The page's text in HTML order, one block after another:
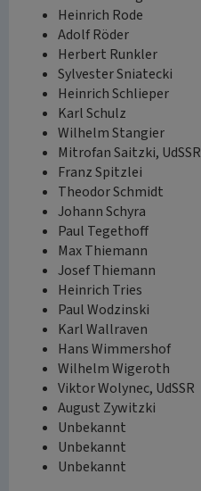
Heinrich Rode
Adolf Röder
Herbert Runkler
Sylvester Sniatecki
Heinrich Schlieper
Karl Schulz
Wilhelm Stangier
Mitrofan Saitzki, UdSSR
Franz Spitzlei
Theodor Schmidt
Johann Schyra
Paul Tegethoff
Max Thiemann
Josef Thiemann
Heinrich Tries
Paul Wodzinski
Karl Wallraven
Hans Wimmershof
Wilhelm Wigeroth
Viktor Wolynec, UdSSR
August Zywitzki
Unbekannt
Unbekannt
Unbekannt